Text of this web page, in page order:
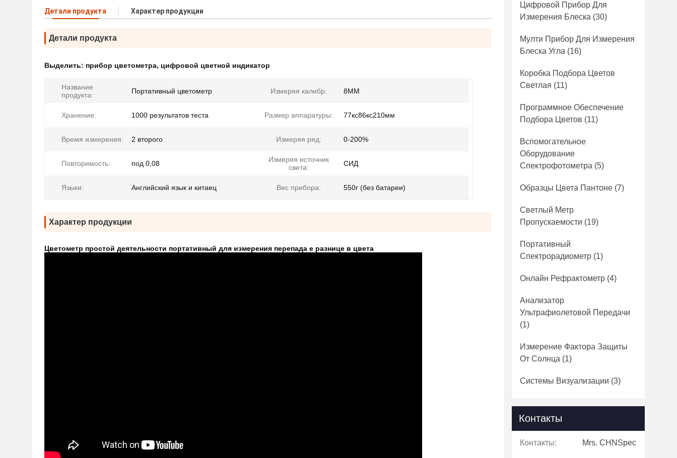
Детали продукта Характер продукции
Детали продукта
Выделить: прибор цветометра, цифровой цветной индикатор
Название
продукта:
Портативный цветометр Измеряя калибр: 8ММ
Хранение: 1000 результатов теста Размер аппаратуры: 77кс86кс210мм
Время измерения: 2 второго Измеряя ряд: 0-200%
Повторимость: под 0,08
Измеряя источник
света:
СИД
Языки: Английский язык и китаец Вес прибора: 550г (без батареи)
Характер продукции
Цветометр простой деятельности портативный для измерения перепада е разнице в цвета
Цифровой Прибор Для
Измерения Блеска (30)
Мулти Прибор Для Измерения
Блеска Угла (16)
Коробка Подбора Цветов
Светлая (11)
Программное Обеспечение
Подбора Цветов (11)
Вспомогательное
Оборудование
Спектрофотометра (5)
Образцы Цвета Пантоне (7)
Светлый Метр
Пропускаемости (19)
Портативный
Спектрорадиометр (1)
Онлайн Рефрактометр (4)
Анализатор
Ультрафиолетовой Передачи
(1)
Измерение Фактора Защиты
От Солнца (1)
Системы Визуализации (3)
Контакты
Контакты: Mrs. CHNSpec